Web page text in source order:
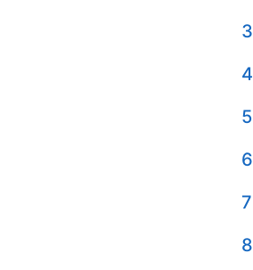
3
4
5
6
7
8